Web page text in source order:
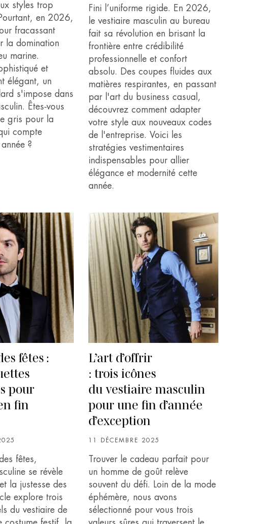
styles trop
en 2026,
fracassant
la domination
marine.
et
élégant, un
s'impose dans
Êtes-vous
gris pour la
compte
?
Fini l’uniforme rigide. En 2026,
le vestiaire masculin au bureau
fait sa révolution en brisant la
frontière entre crédibilité
professionnelle et confort
absolu. Des coupes fluides aux
matières respirantes, en passant
par l'art du business casual,
découvrez comment adapter
votre style aux nouveaux codes
de l'entreprise. Voici les
stratégies vestimentaires
indispensables pour allier
élégance et modernité cette
année.
fêtes :
pour
fin
fêtes,
se révèle
la justesse des
explore trois
du vestiaire de
L’art d’offrir
: trois icônes
du vestiaire masculin
pour une fin d’année
d’exception
11 DÉCEMBRE 2025
Trouver le cadeau parfait pour
un homme de goût relève
souvent du défi. Loin de la mode
éphémère, nous avons
sélectionné pour vous trois